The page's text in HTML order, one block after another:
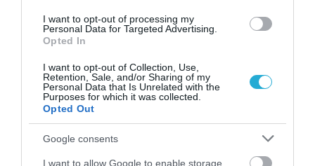
I want to opt-out of processing my
Personal Data for Targeted Advertising.
Opted In
I want to opt-out of Collection, Use,
Retention, Sale, and/or Sharing of my
Personal Data that Is Unrelated with the
Purposes for which it was collected.
Opted Out
Google consents
I want to allow Google to enable storage
Ακολουθήστε τοfoodlife.gr στο Google
TAGS: ΤΟΥΡΙΣΜΟΣ